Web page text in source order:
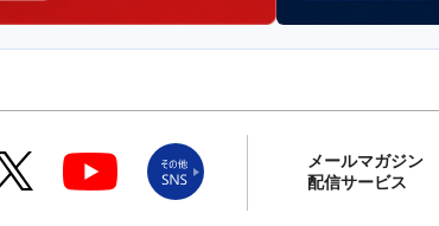
メールマガジン
配信サービス